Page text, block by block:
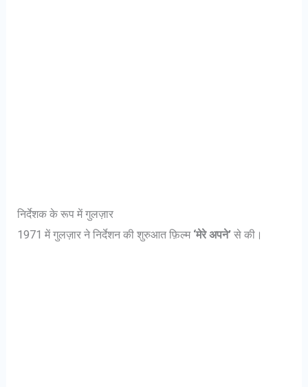
निर्देशक के रूप में गुलज़ार
1971 में गुलज़ार ने निर्देशन की शुरुआत फ़िल्म ‘मेरे अपने’ से की।